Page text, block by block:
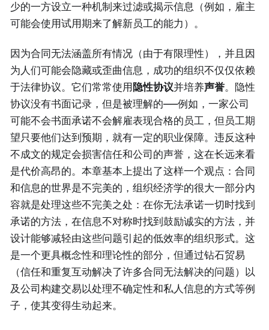
少的一方设立一种机制来过滤或揭示信息（例如，雇主
可能会使用试用期来了解新员工的能力）。
因为合同无法涵盖所有情况（由于有限理性），并且因
为人们可能会隐藏或歪曲信息，成功的组织不仅仅依赖
于法律协议。它们常常使用隐性协议并培养声誉。隐性
协议没有书面记录，但是被理解的——例如，一家公司
可能不会书面承诺不会解雇表现合格的员工，但员工期
望只要他们达到预期，就有一定的职业保障。违反这种
不成文的规定会损害信任和公司的声誉，这在长远来看
是代价高昂的。本章基本上提出了这样一个观点：合同
和信息的世界是不完美的，组织经济学的很大一部分内
容就是处理这些不完美之处：在你无法承诺一切时找到
承诺的方法，在信息不对称时找到鼓励诚实的方法，并
设计能够减轻由这些问题引起的低效率的组织形式。这
是一个更具概念性和理论性的部分，但通过钻石贸易
（信任和重复互动解决了许多合同无法解决的问题）以
及公司构建交易以处理不确定性和私人信息的方式等例
子，使其变得生动起来。